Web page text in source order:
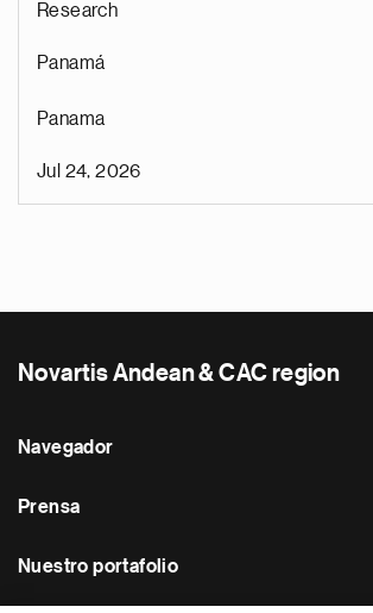
Research
Panamá
Panama
Jul 24, 2026
Novartis Andean & CAC region
Navegador
Prensa
Nuestro portafolio